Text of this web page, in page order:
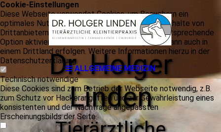
ALLGEMEINE MEDIZIN
Dr. Holger
Linden
Cookie-Einstellungen
Diese Webseite verwendet Cookies, um Besuchern ein
optimales Nutzererlebnis zu bieten. Bestimmte Inhalte von
Drittanbietern werden nur angezeigt, wenn die entsprechende
Option aktiviert ist. Die Datenverarbeitung kann dann auch in
einem Drittland erfolgen. Weitere Informationen hierzu in der
Datenschutzerklärung.
Technisch notwendige
Diese Cookies sind zum Betrieb der Webseite notwendig, z.B.
zum Schutz vor Hackerangriffen und zur Gewährleistung eines
konsistenten und der Nachfrage angepassten
Erscheinungsbilds der Seite.